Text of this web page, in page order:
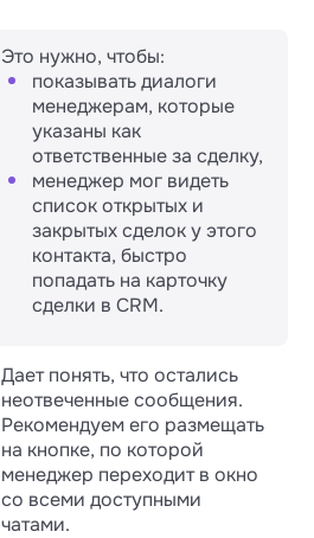
Это нужно, чтобы:
показывать диалоги
менеджерам, которые
указаны как
ответственные за сделку,
менеджер мог видеть
список открытых и
закрытых сделок у этого
контакта, быстро
попадать на карточку
сделки в CRM.
Дает понять, что остались
неотвеченные сообщения.
Рекомендуем его размещать
на кнопке, по которой
менеджер переходит в окно
со всеми доступными
чатами.